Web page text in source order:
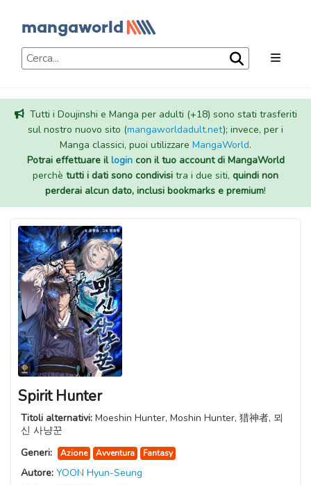
Tutti i Doujinshi e Manga per adulti (+18) sono stati trasferiti
sul nostro nuovo sito (mangaworldadult.net); invece, per i
Manga classici, puoi utilizzare MangaWorld.
Potrai effettuare illogincon il tuo account di MangaWorld
perchè tutti i dati sono condivisi tra i due siti, quindi non
perderai alcun dato, inclusi bookmarks e premium!
Spirit Hunter
Titoli alternativi: Moeshin Hunter, Moshin Hunter, 猎神者, 뫼
신 사냥꾼
Generi:
Azione Avventura Fantasy
Autore: YOON Hyun-Seung